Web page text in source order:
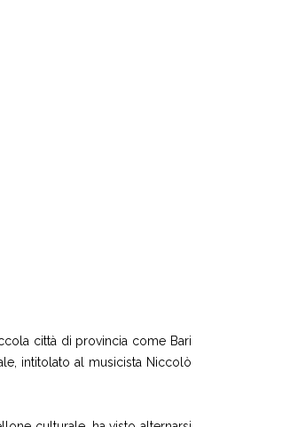
città di provincia come Bari
intitolato al musicista Niccolò